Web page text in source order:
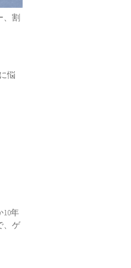
、割
悩
年
、ゲ